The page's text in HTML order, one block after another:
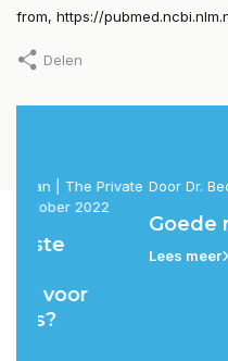
from, https://
Delen
Door Dr. Becky redactie, 9
Goede nachtrust
Lees meer